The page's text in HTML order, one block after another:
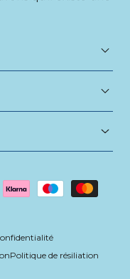
Politique de résiliation